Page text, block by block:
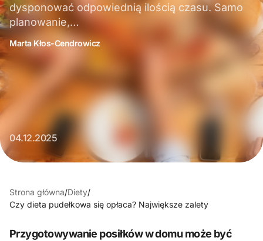
dysponować odpowiednią ilością czasu. Samo
planowanie,…
Marta Kłos-Cendrowicz
04.12.2025
Strona główna/Diety/
Czy dieta pudełkowa się opłaca? Największe zalety
Przygotowywanie posiłków w domu może być